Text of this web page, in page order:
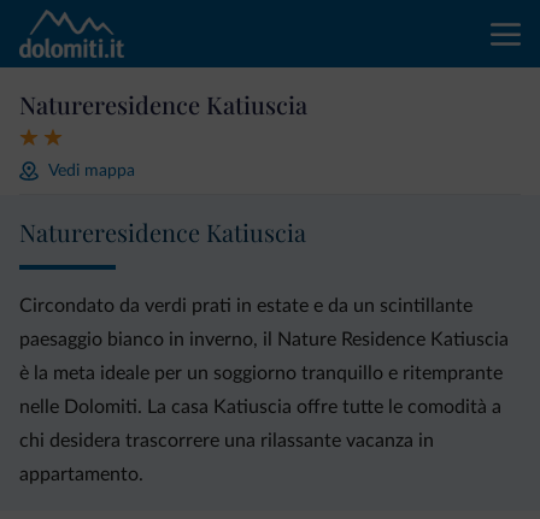
Natureresidence Katiuscia
Vedi mappa
Natureresidence Katiuscia
Circondato da verdi prati in estate e da un scintillante
paesaggio bianco in inverno, il Nature Residence Katiuscia
è la meta ideale per un soggiorno tranquillo e ritemprante
nelle Dolomiti. La casa Katiuscia offre tutte le comodità a
chi desidera trascorrere una rilassante vacanza in
appartamento.